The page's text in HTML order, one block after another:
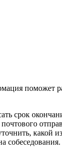
поможет
срок
какой